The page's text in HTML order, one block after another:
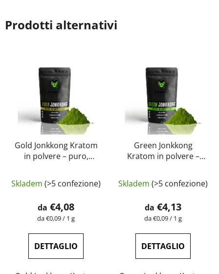
Prodotti alternativi
Gold Jonkkong Kratom
in polvere – puro,
laboratorio |
GreenGuru
Skladem (>5 confezione)
da €4,08
Prezzo
misura:
da €0,09 / 1 g
DETTAGLIO
Green Jonkkong
Kratom in polvere –
in laboratorio |
GreenGuruvalutazione
media
del
è
Skladem (>5 confezione)
da €4,13
Prezzo
misura:
da €0,09 / 1 g
DETTAGLIO